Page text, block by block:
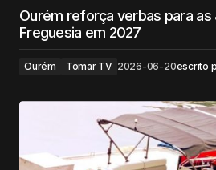
Ourém reforça verbas para as
Freguesia em 2027
Ourém Tomar TV 2026-06-20escrito